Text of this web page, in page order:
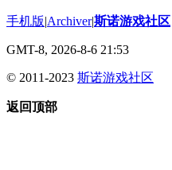
手机版|Archiver|斯诺游戏社区
GMT-8, 2026-8-6 21:53
© 2011-2023 斯诺游戏社区
返回顶部